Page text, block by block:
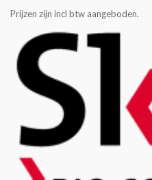
Prijzen zijn incl btw aangeboden.